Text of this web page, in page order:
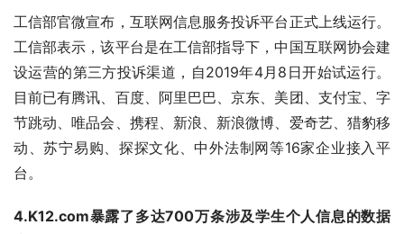
工信部官微宣布，互联网信息服务投诉平台正式上线运行。
工信部表示，该平台是在工信部指导下，中国互联网协会建
设运营的第三方投诉渠道，自2019年4月8日开始试运行。
目前已有腾讯、百度、阿里巴巴、京东、美团、支付宝、字
节跳动、唯品会、携程、新浪、新浪微博、爱奇艺、猎豹移
动、苏宁易购、探探文化、中外法制网等16家企业接入平
台。
4.K12.com暴露了多达700万条涉及学生个人信息的数据